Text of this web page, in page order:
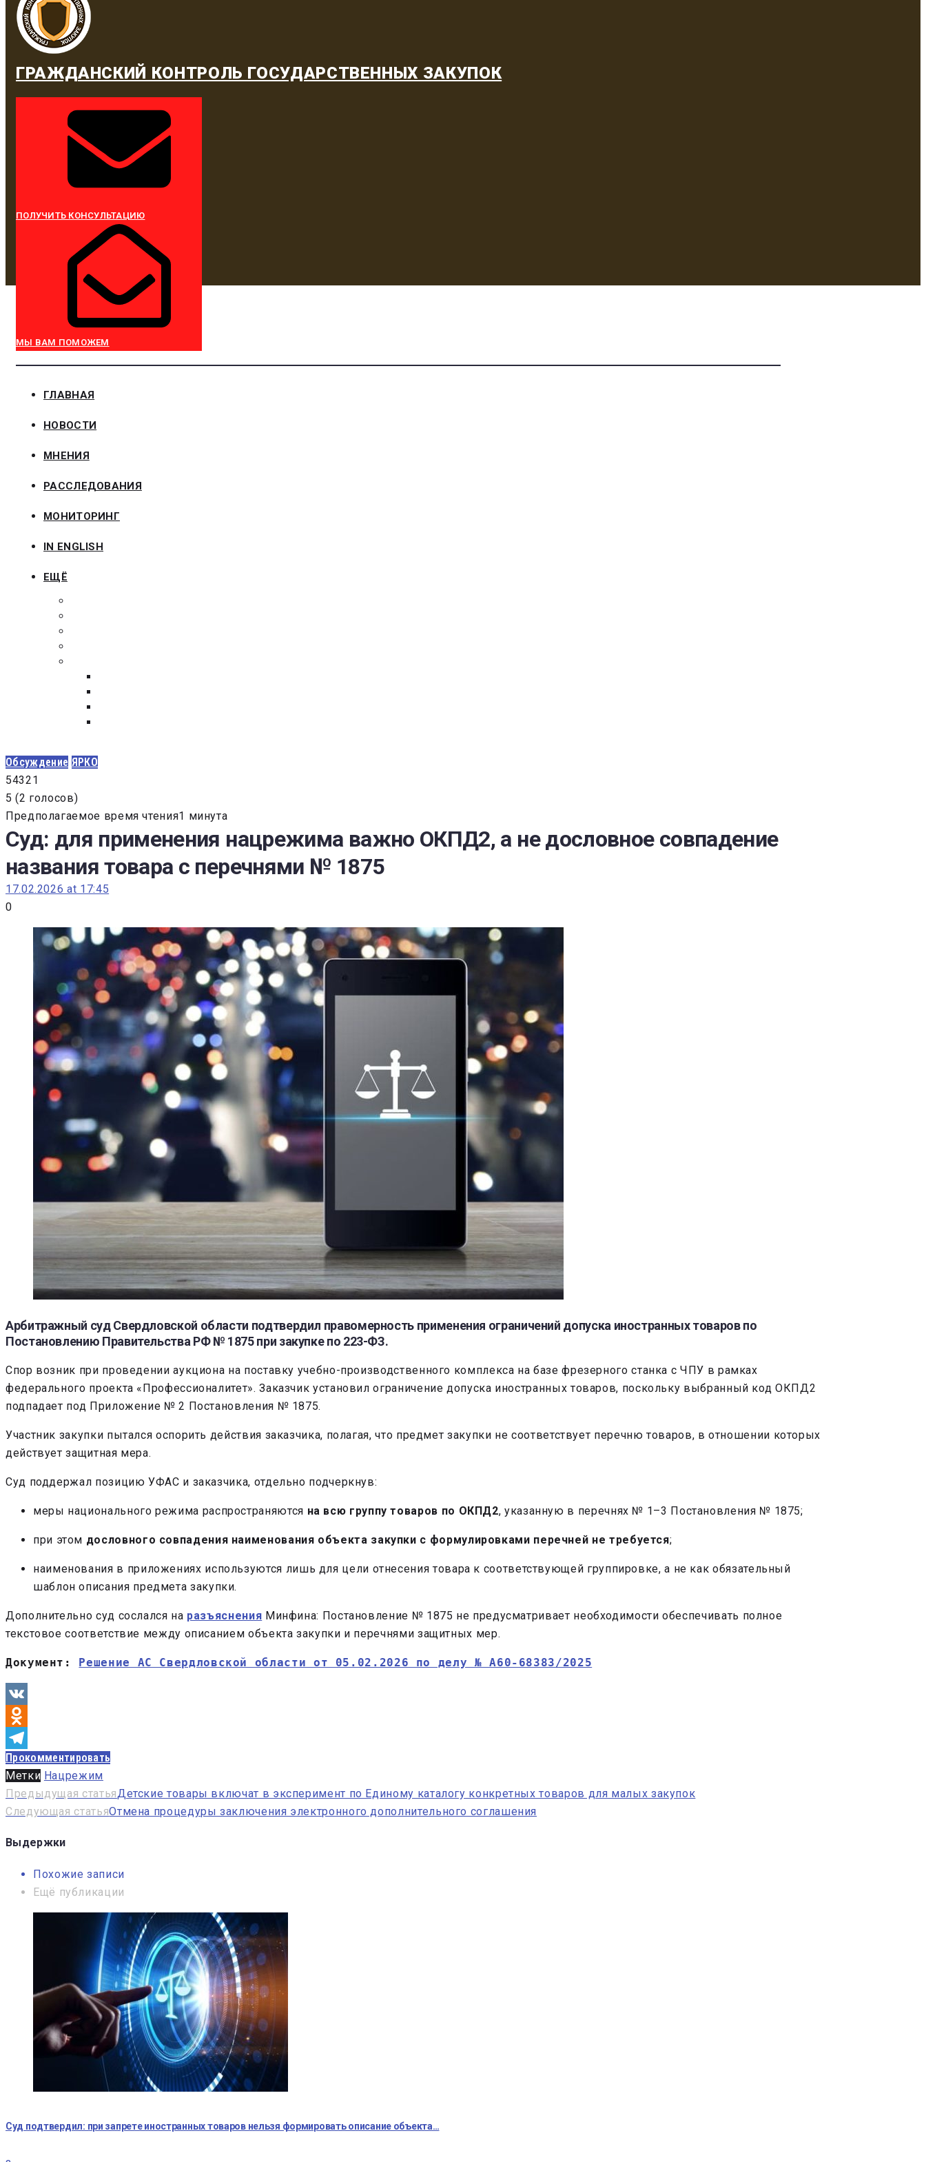
ГРАЖДАНСКИЙ КОНТРОЛЬ ГОСУДАРСТВЕННЫХ ЗАКУПОК
ПОЛУЧИТЬ КОНСУЛЬТАЦИЮ
МЫ ВАМ ПОМОЖЕМ
ГЛАВНАЯ
НОВОСТИ
МНЕНИЯ
РАССЛЕДОВАНИЯ
МОНИТОРИНГ
IN ENGLISH
ЕЩЁ
Обсуждение ЯРКО
54321
5 (2 голосов)
Предполагаемое время чтения1 минута
Суд: для применения нацрежима важно ОКПД2, а не дословное совпадение
названия товара с перечнями № 1875
17.02.2026 at 17:45
0
Арбитражный суд Свердловской области подтвердил правомерность применения ограничений допуска иностранных товаров по
Постановлению Правительства РФ № 1875 при закупке по 223-ФЗ.
Спор возник при проведении аукциона на поставку учебно-производственного комплекса на базе фрезерного станка с ЧПУ в рамках
федерального проекта «Профессионалитет». Заказчик установил ограничение допуска иностранных товаров, поскольку выбранный код ОКПД2
подпадает под Приложение № 2 Постановления № 1875.
Участник закупки пытался оспорить действия заказчика, полагая, что предмет закупки не соответствует перечню товаров, в отношении которых
действует защитная мера.
Суд поддержал позицию УФАС и заказчика, отдельно подчеркнув:
меры национального режима распространяются на всю группу товаров по ОКПД2, указанную в перечнях № 1–3 Постановления № 1875;
при этом дословного совпадения наименования объекта закупки с формулировками перечней не требуется;
наименования в приложениях используются лишь для цели отнесения товара к соответствующей группировке, а не как обязательный
шаблон описания предмета закупки.
Дополнительно суд сослался на разъяснения Минфина: Постановление № 1875 не предусматривает необходимости обеспечивать полное
текстовое соответствие между описанием объекта закупки и перечнями защитных мер.
Документ: Решение АС Свердловской области от 05.02.2026 по делу № А60-68383/2025
VK
Odnoklassniki
Telegram
Прокомментировать
Метки Нацрежим
Навигация
по
записям
Предыдущая статьяДетские товары включат в эксперимент по Единому каталогу конкретных товаров для малых закупок
Следующая статьяОтмена процедуры заключения электронного дополнительного соглашения
Выдержки
Похожие записи
Ещё публикации
Суд подтвердил: при запрете иностранных товаров нельзя формировать описание объекта…